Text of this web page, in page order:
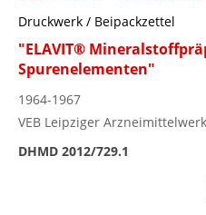
Druckwerk / Beipackzettel
"ELAVIT®
Spurenelementen"
1964-1967
VEB Leipziger
DHMD 2012/729.1